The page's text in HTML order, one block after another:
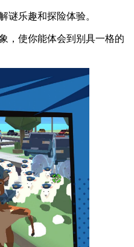
谜乐趣和探险体验。
，使你能体会到别具一格的